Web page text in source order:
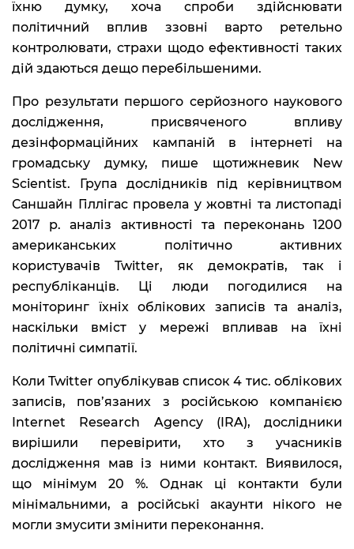
їхню думку, хоча спроби здійснювати
політичний вплив ззовні варто ретельно
контролювати, страхи щодо ефективності таких
дій здаються дещо перебільшеними.
Про результати першого серйозного наукового
дослідження, присвяченого впливу
дезінформаційних кампаній в інтернеті на
громадську думку, пише щотижневик New
Scientist. Група дослідників під керівництвом
Саншайн Гіллігас провела у жовтні та листопаді
2017 р. аналіз активності та переконань 1200
американських політично активних
користувачів Twitter, як демократів, так і
республіканців. Ці люди погодилися на
моніторинг їхніх облікових записів та аналіз,
наскільки вміст у мережі впливав на їхні
політичні симпатії.
Коли Twitter опублікував список 4 тис. облікових
записів, пов’язаних з російською компанією
Internet Research Agency (IRA), дослідники
вирішили перевірити, хто з учасників
дослідження мав із ними контакт. Виявилося,
що мінімум 20 %. Однак ці контакти були
мінімальними, а російські акаунти нікого не
могли змусити змінити переконання.